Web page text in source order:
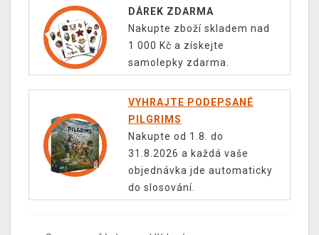
DÁREK ZDARMA
Nakupte zboží skladem nad
1 000 Kč a získejte
samolepky zdarma.
VYHRAJTE PODEPSANÉ
PILGRIMS
Nakupte od 1.8. do
31.8.2026 a každá vaše
objednávka jde automaticky
do slosování.